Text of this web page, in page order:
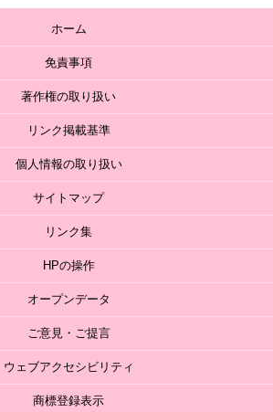
ホーム
免責事項
著作権の取り扱い
リンク掲載基準
個人情報の取り扱い
サイトマップ
リンク集
HPの操作
オープンデータ
ご意見・ご提言
ウェブアクセシビリティ
商標登録表示